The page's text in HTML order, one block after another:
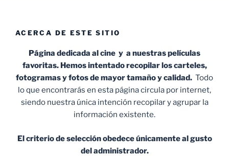
ACERCA DE ESTE SITIO
Página dedicada al cine y a nuestras películas
favoritas. Hemos intentado recopilar los carteles,
fotogramas y fotos de mayor tamaño y calidad. Todo
lo que encontrarás en esta página circula por internet,
siendo nuestra única intención recopilar y agrupar la
información existente.
El criterio de selección obedece únicamente al gusto
del administrador.